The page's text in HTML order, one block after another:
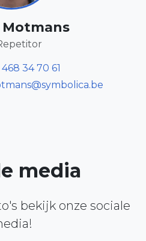
Motmans
34 70 61
media
bekijk onze sociale